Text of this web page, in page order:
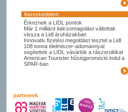
Kereskedelem
Érkeznek a LIDL pontok
Már 1 milliárd italcsomagolást váltottak
vissza a Lidl áruházakban
Innovativ fizetési megoldást tesztel a Lidl
108 tonna élelmiszer-adománnyal
segítettek a LIDL vásárlók a rászorulókat
American Tourister hűségpromóció indul a
SPAR-ban
partnerek